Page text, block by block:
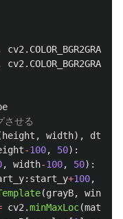
cv2 . COLOR_BGR2GRAY
cv2 . COLOR_BGR2GRAY
height , width), dtype
-100, 50):
, width-100, 50):
: start_y+100,
(grayB, window
cv2 .minMaxLoc(match